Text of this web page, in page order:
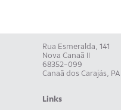
Rua Esmeralda, 141
Nova Canaã II
68352-099
Canaã dos Carajás, PA
Links